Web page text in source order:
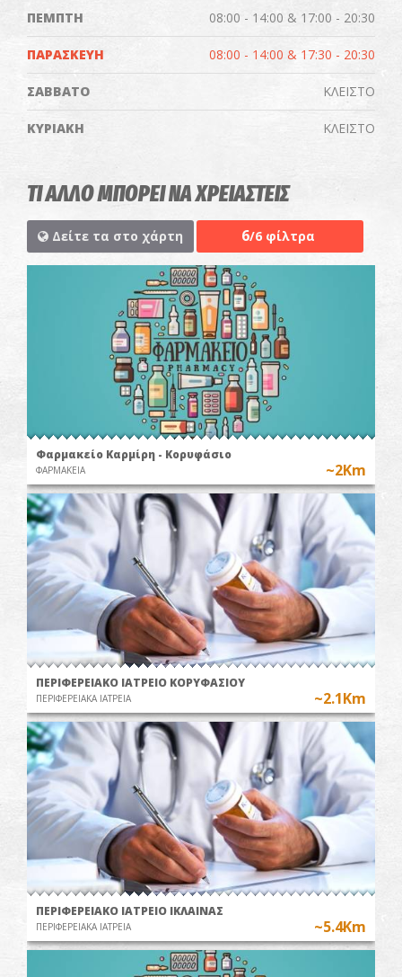
ΠΕΜΠΤΗ 08:00 - 14:00 & 17:00 - 20:30
ΠΑΡΑΣΚΕΥΗ 08:00 - 14:00 & 17:30 - 20:30
ΣΑΒΒΑΤΟ ΚΛΕΙΣΤΟ
ΚΥΡΙΑΚΗ ΚΛΕΙΣΤΟ
ΤΙ ΑΛΛΟ ΜΠΟΡΕΙ ΝΑ ΧΡΕΙΑΣΤΕΙΣ
Δείτε τα στο χάρτη 6/6 φίλτρα
Φαρμακείο Καρμίρη - Κορυφάσιο
ΦΑΡΜΑΚΕΙΑ ~2Km
ΠΕΡΙΦΕΡΕΙΑΚΟ ΙΑΤΡΕΙΟ ΚΟΡΥΦΑΣΙΟΥ
ΠΕΡΙΦΕΡΕΙΑΚΑ ΙΑΤΡΕΙΑ ~2.1Km
ΠΕΡΙΦΕΡΕΙΑΚΟ ΙΑΤΡΕΙΟ ΙΚΛΑΙΝΑΣ
ΠΕΡΙΦΕΡΕΙΑΚΑ ΙΑΤΡΕΙΑ ~5.4Km